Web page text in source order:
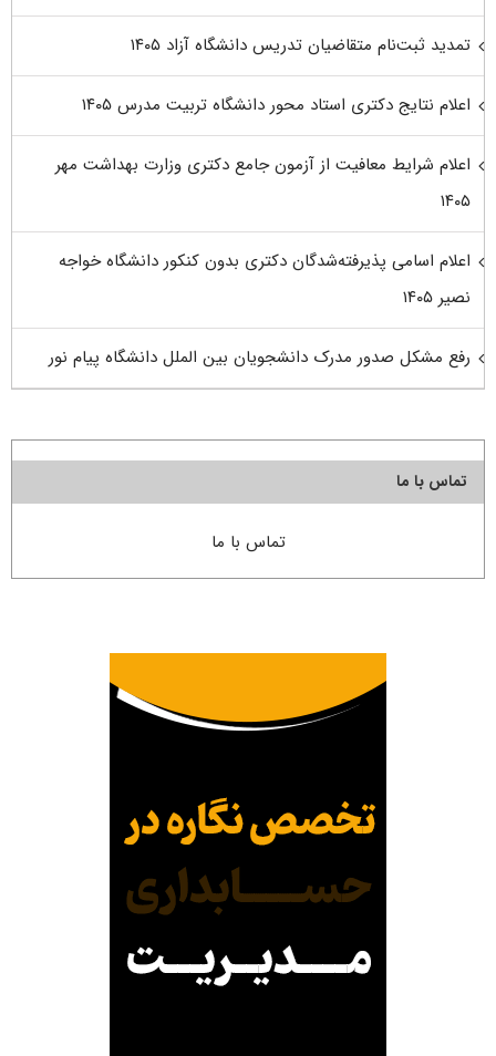
تمدید ثبت‌نام متقاضیان تدریس دانشگاه آزاد ۱۴۰۵
اعلام نتایج دکتری استاد محور دانشگاه تربیت مدرس ۱۴۰۵
اعلام شرایط معافیت از آزمون جامع دکتری وزارت بهداشت مهر
۱۴۰۵
اعلام اسامی پذیرفته‌شدگان دکتری بدون کنکور دانشگاه خواجه
نصیر ۱۴۰۵
رفع مشکل صدور مدرک دانشجویان بین الملل دانشگاه پیام نور
تماس با ما
تماس با ما